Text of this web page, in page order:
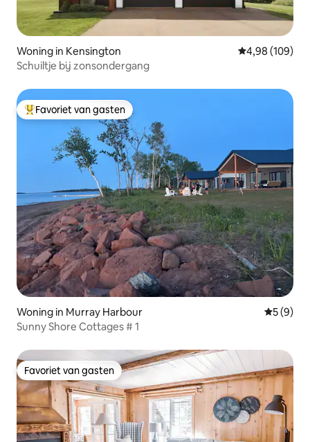
Woning in Kensington Gemiddelde
4,98 (109)
Schuiltje bij zonsondergang
Topfavoriet van gasten
Favoriet van gasten
Woning in Murray Harbour
5 (9)
Sunny Shore Cottages # 1
Favoriet van gasten
Favoriet van gasten